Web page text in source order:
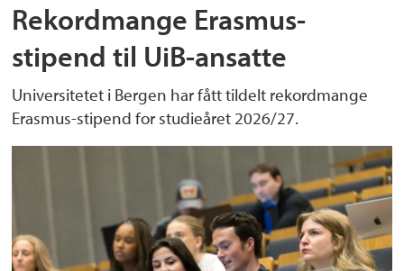
Rekordmange Erasmus-
stipend til UiB-ansatte
Universitetet i Bergen har fått tildelt rekordmange
Erasmus-stipend for studieåret 2026/27.